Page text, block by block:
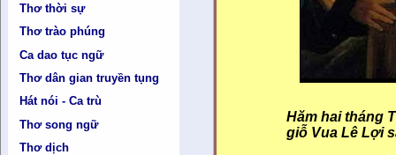
Thơ thời sự
Thơ trào phúng
Ca dao tục ngữ
Thơ dân gian truyền tụng
Hát nói - Ca trù
Thơ song ngữ
Thơ dịch
Hăm hai tháng
giỗ Vua Lê Lợi